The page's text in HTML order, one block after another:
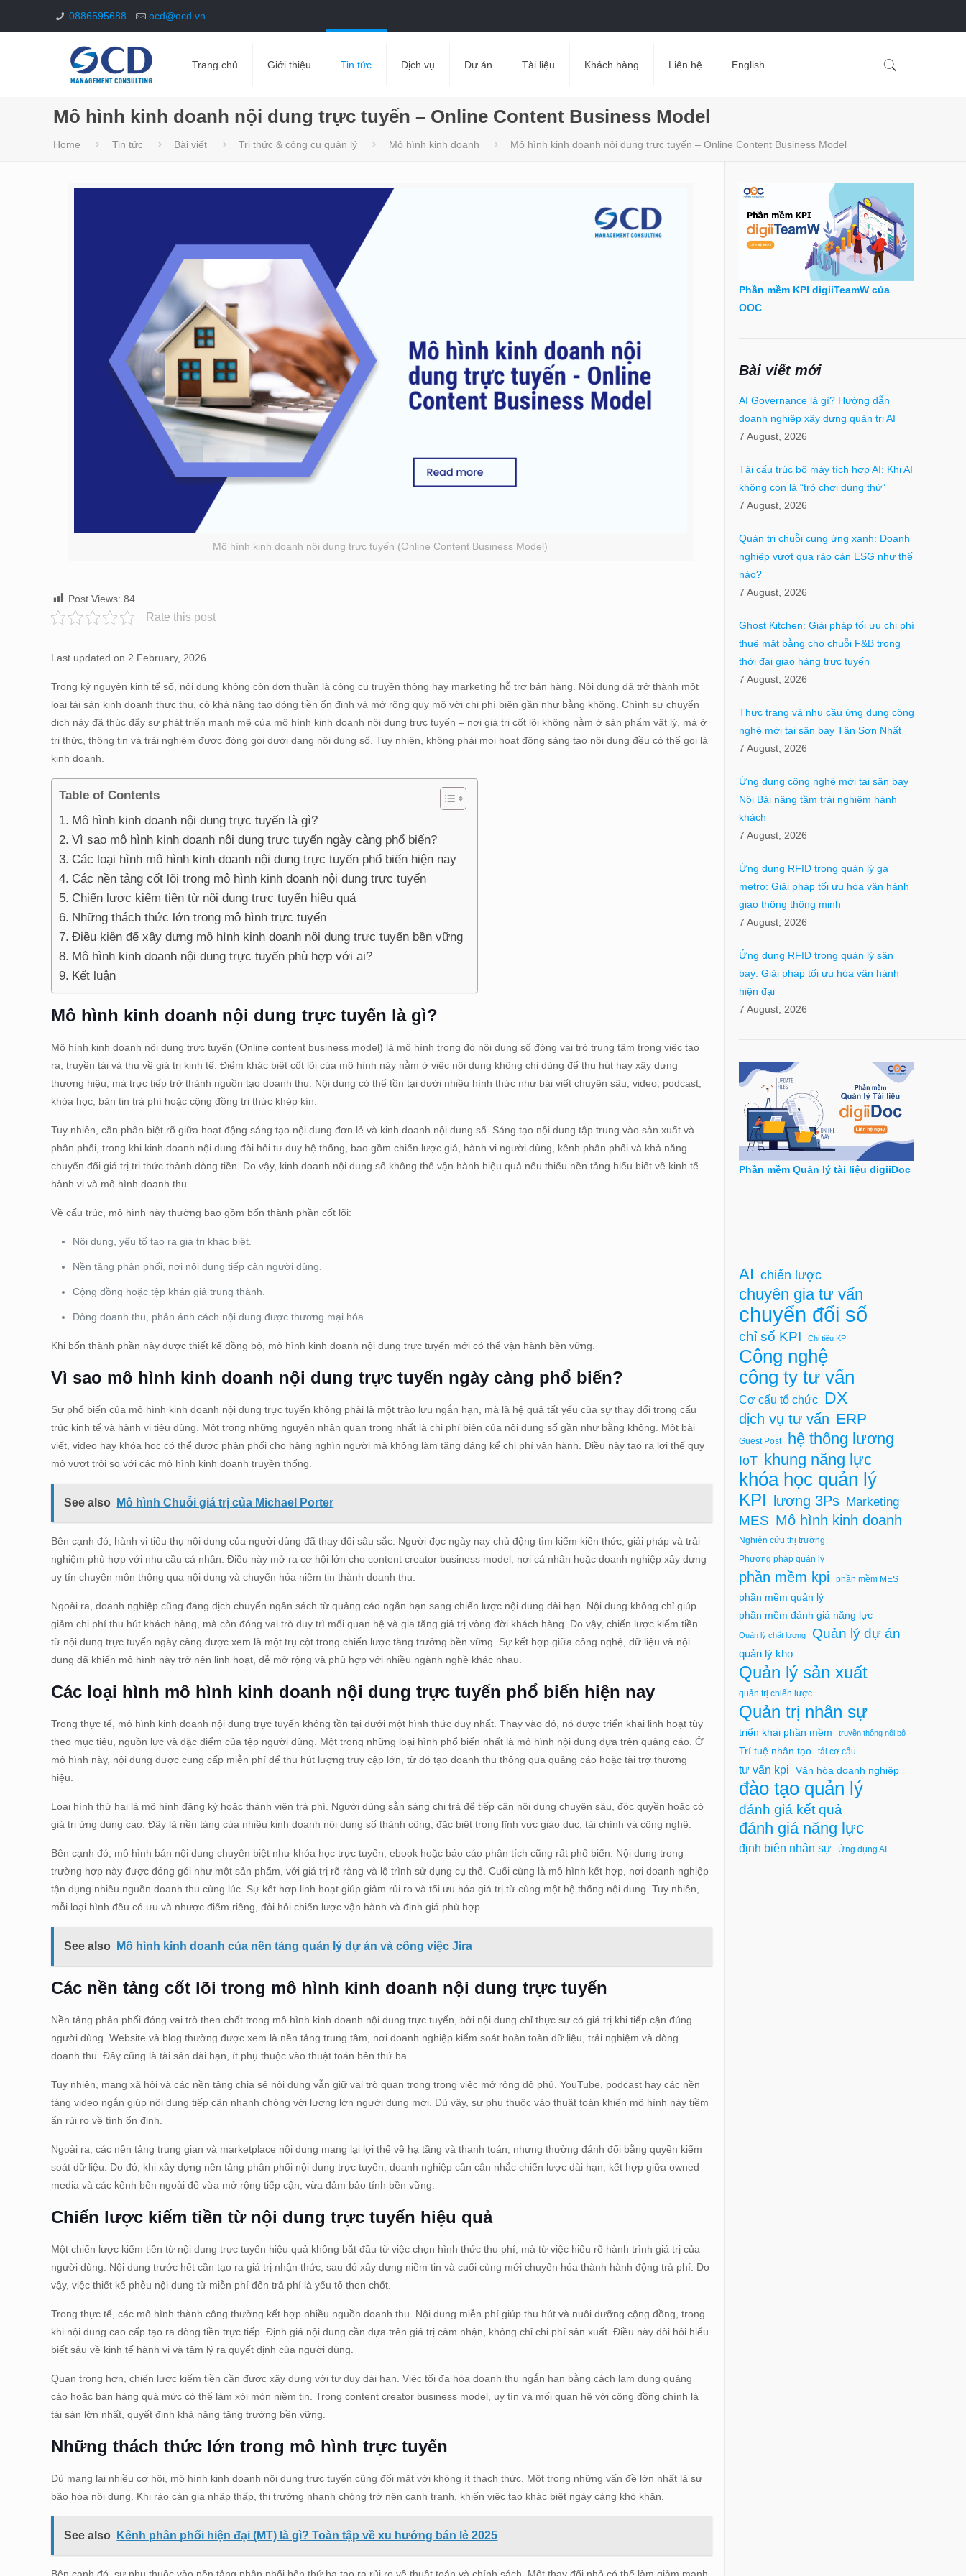
0886595688 ocd@ocd.vn
Trang chủ Giới thiệu Tin tức Dịch vụ Dự án Tài liệu Khách hàng Liên hệ English
Mô hình kinh doanh nội dung trực tuyến – Online Content Business Model
Home Tin tức Bài viết Tri thức & công cụ quản lý Mô hình kinh doanh Mô hình kinh doanh nội dung trực tuyến – Online Content Business Model
Mô hình kinh doanh nội dung trực tuyến (Online Content Business Model)
Post Views: 84
Rate this post
Last updated on 2 February, 2026
Trong kỷ nguyên kinh tế số, nội dung không còn đơn thuần là công cụ truyền thông hay marketing hỗ trợ bán hàng. Nội dung đã trở thành một
loại tài sản kinh doanh thực thụ, có khả năng tạo dòng tiền ổn định và mở rộng quy mô với chi phí biên gần như bằng không. Chính sự chuyển
dịch này đã thúc đẩy sự phát triển mạnh mẽ của mô hình kinh doanh nội dung trực tuyến – nơi giá trị cốt lõi không nằm ở sản phẩm vật lý, mà ở
tri thức, thông tin và trải nghiệm được đóng gói dưới dạng nội dung số. Tuy nhiên, không phải mọi hoạt động sáng tạo nội dung đều có thể gọi là
kinh doanh.
Table of Contents
Mô hình kinh doanh nội dung trực tuyến là gì?
Vì sao mô hình kinh doanh nội dung trực tuyến ngày càng phổ biến?
Các loại hình mô hình kinh doanh nội dung trực tuyến phổ biến hiện nay
Các nền tảng cốt lõi trong mô hình kinh doanh nội dung trực tuyến
Chiến lược kiếm tiền từ nội dung trực tuyến hiệu quả
Những thách thức lớn trong mô hình trực tuyến
Điều kiện để xây dựng mô hình kinh doanh nội dung trực tuyến bền vững
Mô hình kinh doanh nội dung trực tuyến phù hợp với ai?
Kết luận
Mô hình kinh doanh nội dung trực tuyến là gì?
Mô hình kinh doanh nội dung trực tuyến (Online content business model) là mô hình trong đó nội dung số đóng vai trò trung tâm trong việc tạo
ra, truyền tải và thu về giá trị kinh tế. Điểm khác biệt cốt lõi của mô hình này nằm ở việc nội dung không chỉ dùng để thu hút hay xây dựng
thương hiệu, mà trực tiếp trở thành nguồn tạo doanh thu. Nội dung có thể tồn tại dưới nhiều hình thức như bài viết chuyên sâu, video, podcast,
khóa học, bản tin trả phí hoặc cộng đồng tri thức khép kín.
Tuy nhiên, cần phân biệt rõ giữa hoạt động sáng tạo nội dung đơn lẻ và kinh doanh nội dung số. Sáng tạo nội dung tập trung vào sản xuất và
phân phối, trong khi kinh doanh nội dung đòi hỏi tư duy hệ thống, bao gồm chiến lược giá, hành vi người dùng, kênh phân phối và khả năng
chuyển đổi giá trị tri thức thành dòng tiền. Do vậy, kinh doanh nội dung số không thể vận hành hiệu quả nếu thiếu nền tảng hiểu biết về kinh tế
hành vi và mô hình doanh thu.
Về cấu trúc, mô hình này thường bao gồm bốn thành phần cốt lõi:
Nội dung, yếu tố tạo ra giá trị khác biệt.
Nền tảng phân phối, nơi nội dung tiếp cận người dùng.
Cộng đồng hoặc tệp khán giả trung thành.
Dòng doanh thu, phản ánh cách nội dung được thương mại hóa.
Khi bốn thành phần này được thiết kế đồng bộ, mô hình kinh doanh nội dung trực tuyến mới có thể vận hành bền vững.
Vì sao mô hình kinh doanh nội dung trực tuyến ngày càng phổ biến?
Sự phổ biến của mô hình kinh doanh nội dung trực tuyến không phải là một trào lưu ngắn hạn, mà là hệ quả tất yếu của sự thay đổi trong cấu
trúc kinh tế và hành vi tiêu dùng. Một trong những nguyên nhân quan trọng nhất là chi phí biên của nội dung số gần như bằng không. Một bài
viết, video hay khóa học có thể được phân phối cho hàng nghìn người mà không làm tăng đáng kể chi phí vận hành. Điều này tạo ra lợi thế quy
mô vượt trội so với các mô hình kinh doanh truyền thống.
See also Mô hình Chuỗi giá trị của Michael Porter
Bên cạnh đó, hành vi tiêu thụ nội dung của người dùng đã thay đổi sâu sắc. Người đọc ngày nay chủ động tìm kiếm kiến thức, giải pháp và trải
nghiệm phù hợp với nhu cầu cá nhân. Điều này mở ra cơ hội lớn cho content creator business model, nơi cá nhân hoặc doanh nghiệp xây dựng
uy tín chuyên môn thông qua nội dung và chuyển hóa niềm tin thành doanh thu.
Ngoài ra, doanh nghiệp cũng đang dịch chuyển ngân sách từ quảng cáo ngắn hạn sang chiến lược nội dung dài hạn. Nội dung không chỉ giúp
giảm chi phí thu hút khách hàng, mà còn đóng vai trò duy trì mối quan hệ và gia tăng giá trị vòng đời khách hàng. Do vậy, chiến lược kiếm tiền
từ nội dung trực tuyến ngày càng được xem là một trụ cột trong chiến lược tăng trưởng bền vững. Sự kết hợp giữa công nghệ, dữ liệu và nội
dung đã khiến mô hình này trở nên linh hoạt, dễ mở rộng và phù hợp với nhiều ngành nghề khác nhau.
Các loại hình mô hình kinh doanh nội dung trực tuyến phổ biến hiện nay
Trong thực tế, mô hình kinh doanh nội dung trực tuyến không tồn tại dưới một hình thức duy nhất. Thay vào đó, nó được triển khai linh hoạt tùy
theo mục tiêu, nguồn lực và đặc điểm của tệp người dùng. Một trong những loại hình phổ biến nhất là mô hình nội dung dựa trên quảng cáo. Ở
mô hình này, nội dung được cung cấp miễn phí để thu hút lượng truy cập lớn, từ đó tạo doanh thu thông qua quảng cáo hoặc tài trợ thương
hiệu.
Loại hình thứ hai là mô hình đăng ký hoặc thành viên trả phí. Người dùng sẵn sàng chi trả để tiếp cận nội dung chuyên sâu, độc quyền hoặc có
giá trị ứng dụng cao. Đây là nền tảng của nhiều kinh doanh nội dung số thành công, đặc biệt trong lĩnh vực giáo dục, tài chính và công nghệ.
Bên cạnh đó, mô hình bán nội dung chuyên biệt như khóa học trực tuyến, ebook hoặc báo cáo phân tích cũng rất phổ biến. Nội dung trong
trường hợp này được đóng gói như một sản phẩm, với giá trị rõ ràng và lộ trình sử dụng cụ thể. Cuối cùng là mô hình kết hợp, nơi doanh nghiệp
tận dụng nhiều nguồn doanh thu cùng lúc. Sự kết hợp linh hoạt giúp giảm rủi ro và tối ưu hóa giá trị từ cùng một hệ thống nội dung. Tuy nhiên,
mỗi loại hình đều có ưu và nhược điểm riêng, đòi hỏi chiến lược vận hành và định giá phù hợp.
See also Mô hình kinh doanh của nền tảng quản lý dự án và công việc Jira
Các nền tảng cốt lõi trong mô hình kinh doanh nội dung trực tuyến
Nền tảng phân phối đóng vai trò then chốt trong mô hình kinh doanh nội dung trực tuyến, bởi nội dung chỉ thực sự có giá trị khi tiếp cận đúng
người dùng. Website và blog thường được xem là nền tảng trung tâm, nơi doanh nghiệp kiểm soát hoàn toàn dữ liệu, trải nghiệm và dòng
doanh thu. Đây cũng là tài sản dài hạn, ít phụ thuộc vào thuật toán bên thứ ba.
Tuy nhiên, mạng xã hội và các nền tảng chia sẻ nội dung vẫn giữ vai trò quan trọng trong việc mở rộng độ phủ. YouTube, podcast hay các nền
tảng video ngắn giúp nội dung tiếp cận nhanh chóng với lượng lớn người dùng mới. Dù vậy, sự phụ thuộc vào thuật toán khiến mô hình này tiềm
ẩn rủi ro về tính ổn định.
Ngoài ra, các nền tảng trung gian và marketplace nội dung mang lại lợi thế về hạ tầng và thanh toán, nhưng thường đánh đổi bằng quyền kiểm
soát dữ liệu. Do đó, khi xây dựng nền tảng phân phối nội dung trực tuyến, doanh nghiệp cần cân nhắc chiến lược dài hạn, kết hợp giữa owned
media và các kênh bên ngoài để vừa mở rộng tiếp cận, vừa đảm bảo tính bền vững.
Chiến lược kiếm tiền từ nội dung trực tuyến hiệu quả
Một chiến lược kiếm tiền từ nội dung trực tuyến hiệu quả không bắt đầu từ việc chọn hình thức thu phí, mà từ việc hiểu rõ hành trình giá trị của
người dùng. Nội dung trước hết cần tạo ra giá trị nhận thức, sau đó xây dựng niềm tin và cuối cùng mới chuyển hóa thành hành động trả phí. Do
vậy, việc thiết kế phễu nội dung từ miễn phí đến trả phí là yếu tố then chốt.
Trong thực tế, các mô hình thành công thường kết hợp nhiều nguồn doanh thu. Nội dung miễn phí giúp thu hút và nuôi dưỡng cộng đồng, trong
khi nội dung cao cấp tạo ra dòng tiền trực tiếp. Định giá nội dung cần dựa trên giá trị cảm nhận, không chỉ chi phí sản xuất. Điều này đòi hỏi hiểu
biết sâu về kinh tế hành vi và tâm lý ra quyết định của người dùng.
Quan trọng hơn, chiến lược kiếm tiền cần được xây dựng với tư duy dài hạn. Việc tối đa hóa doanh thu ngắn hạn bằng cách lạm dụng quảng
cáo hoặc bán hàng quá mức có thể làm xói mòn niềm tin. Trong content creator business model, uy tín và mối quan hệ với cộng đồng chính là
tài sản lớn nhất, quyết định khả năng tăng trưởng bền vững.
Những thách thức lớn trong mô hình trực tuyến
Dù mang lại nhiều cơ hội, mô hình kinh doanh nội dung trực tuyến cũng đối mặt với không ít thách thức. Một trong những vấn đề lớn nhất là sự
bão hòa nội dung. Khi rào cản gia nhập thấp, thị trường nhanh chóng trở nên cạnh tranh, khiến việc tạo khác biệt ngày càng khó khăn.
See also Kênh phân phối hiện đại (MT) là gì? Toàn tập về xu hướng bán lẻ 2025
Phần mềm KPI digiiTeamW của
OOC
Bài viết mới
AI Governance là gì? Hướng dẫn
doanh nghiệp xây dựng quản trị AI
7 August, 2026
Tái cấu trúc bộ máy tích hợp AI: Khi AI
không còn là “trò chơi dùng thử”
7 August, 2026
Quản trị chuỗi cung ứng xanh: Doanh
nghiệp vượt qua rào cản ESG như thế
nào?
7 August, 2026
Ghost Kitchen: Giải pháp tối ưu chi phí
thuê mặt bằng cho chuỗi F&B trong
thời đại giao hàng trực tuyến
7 August, 2026
Thực trạng và nhu cầu ứng dụng công
nghệ mới tại sân bay Tân Sơn Nhất
7 August, 2026
Ứng dụng công nghệ mới tại sân bay
Nội Bài nâng tầm trải nghiệm hành
khách
7 August, 2026
Ứng dụng RFID trong quản lý ga
metro: Giải pháp tối ưu hóa vận hành
giao thông thông minh
7 August, 2026
Ứng dụng RFID trong quản lý sân
bay: Giải pháp tối ưu hóa vận hành
hiện đại
7 August, 2026
Phần mềm Quản lý tài liệu digiiDoc
AI chiến lược
chuyên gia tư vấn
chuyển đổi số
chỉ số KPI Chỉ tiêu KPI
Công nghệ
công ty tư vấn
Cơ cấu tổ chức DX
dịch vụ tư vấn ERP
Guest Post hệ thống lương
IoT khung năng lực
khóa học quản lý
KPI lương 3Ps Marketing
MES Mô hình kinh doanh
Nghiên cứu thị trường
Phương pháp quản lý
phần mềm kpi phần mềm MES
phần mềm quản lý
phần mềm đánh giá năng lực
Quản lý chất lượng Quản lý dự án
quản lý kho
Quản lý sản xuất
quản trị chiến lược
Quản trị nhân sự
triển khai phần mềm truyền thông nội bộ
Trí tuệ nhân tạo tái cơ cấu
tư vấn kpi Văn hóa doanh nghiệp
đào tạo quản lý
đánh giá kết quả
đánh giá năng lực
định biên nhân sự Ứng dụng AI